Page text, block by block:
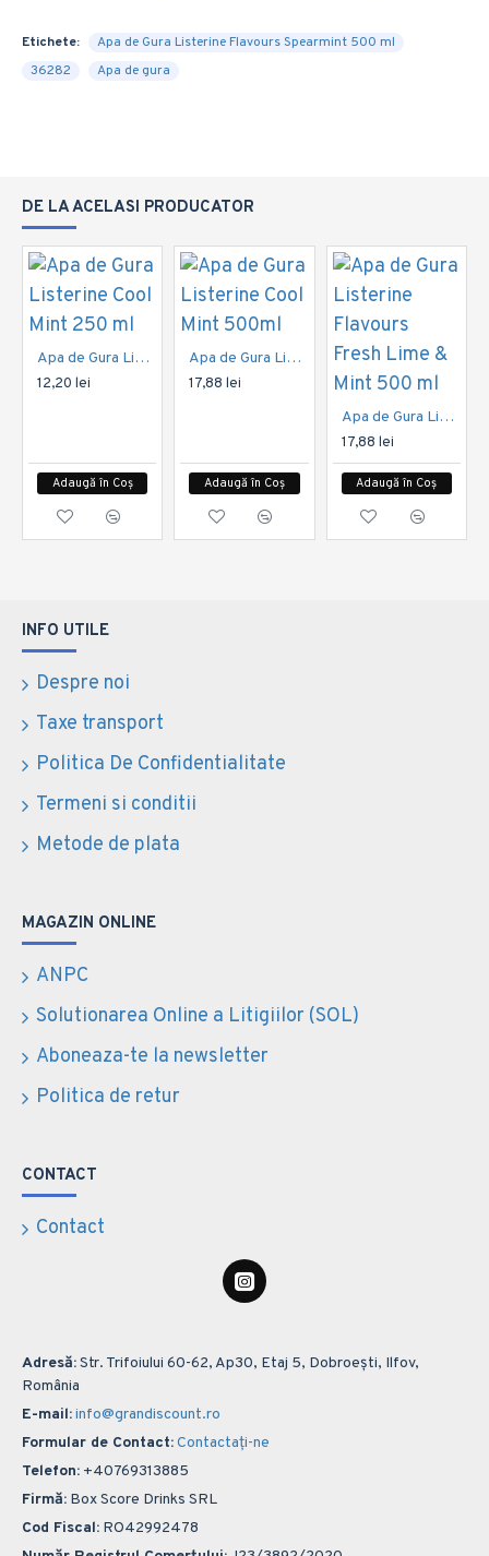
Etichete:
Apa de Gura Listerine Flavours Spearmint 500 ml
36282
Apa de gura
DE LA ACELASI PRODUCATOR
Apa de Gura Listerine Cool Mint 250 ml
12,20 lei
Adaugă în Coș
Apa de Gura Listerine Cool Mint 500ml
17,88 lei
Adaugă în Coș
Apa de Gura Listerine Flavours Fresh Lime & Mint 500 ml
17,88 lei
Adaugă în Coș
INFO UTILE
Despre noi
Taxe transport
Politica De Confidentialitate
Termeni si conditii
Metode de plata
MAGAZIN ONLINE
ANPC
Solutionarea Online a Litigiilor (SOL)
Aboneaza-te la newsletter
Politica de retur
CONTACT
Contact
Adresă:Str. Trifoiului 60-62, Ap30, Etaj 5, Dobroești, Ilfov,
România
E-mail:info@grandiscount.ro
Formular de Contact:Contactați-ne
Telefon: +40769313885
Firmă: Box Score Drinks SRL
Cod Fiscal: RO42992478